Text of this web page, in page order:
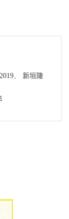
、 新垣隆